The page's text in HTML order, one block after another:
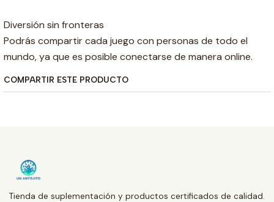
Diversión sin fronteras
Podrás compartir cada juego con personas de todo el
mundo, ya que es posible conectarse de manera online.
COMPARTIR ESTE PRODUCTO
Tienda de suplementación y productos certificados de calidad.